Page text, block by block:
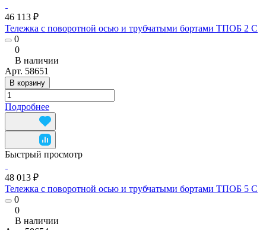
46 113 ₽
Тележка с поворотной осью и трубчатыми бортами ТПОБ 2 С
0
0
В наличии
Арт. 58651
В корзину
Подробнее
Быстрый просмотр
48 013 ₽
Тележка с поворотной осью и трубчатыми бортами ТПОБ 5 С
0
0
В наличии